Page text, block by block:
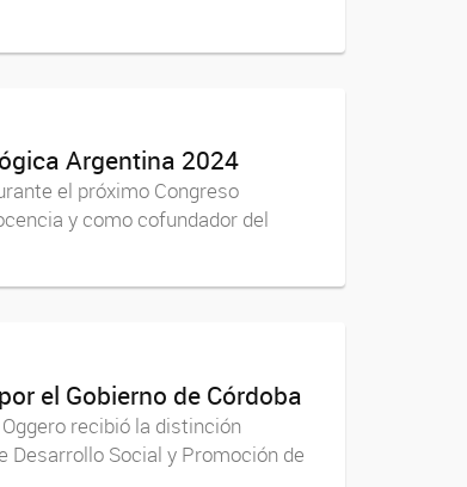
Argentina 2024
el próximo Congreso
y como cofundador del
el Gobierno de Córdoba
recibió la distinción
Desarrollo Social y Promoción de